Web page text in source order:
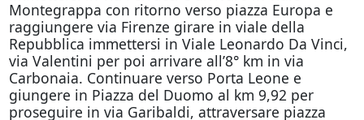
Montegrappa con ritorno verso piazza Europa e
raggiungere via Firenze girare in viale della
Repubblica immettersi in Viale Leonardo Da Vinci,
via Valentini per poi arrivare all’8° km in via
Carbonaia. Continuare verso Porta Leone e
giungere in Piazza del Duomo al km 9,92 per
proseguire in via Garibaldi, attraversare piazza